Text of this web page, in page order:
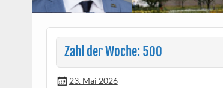
Zahl der Woche: 500
23. Mai 2026